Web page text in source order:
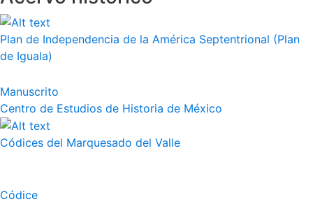
Plan de Independencia de la América Septentrional (Plan
de Iguala)
Manuscrito
Centro de Estudios de Historia de México
Códices del Marquesado del Valle
Códice